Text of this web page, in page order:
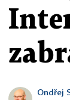
Ondřej